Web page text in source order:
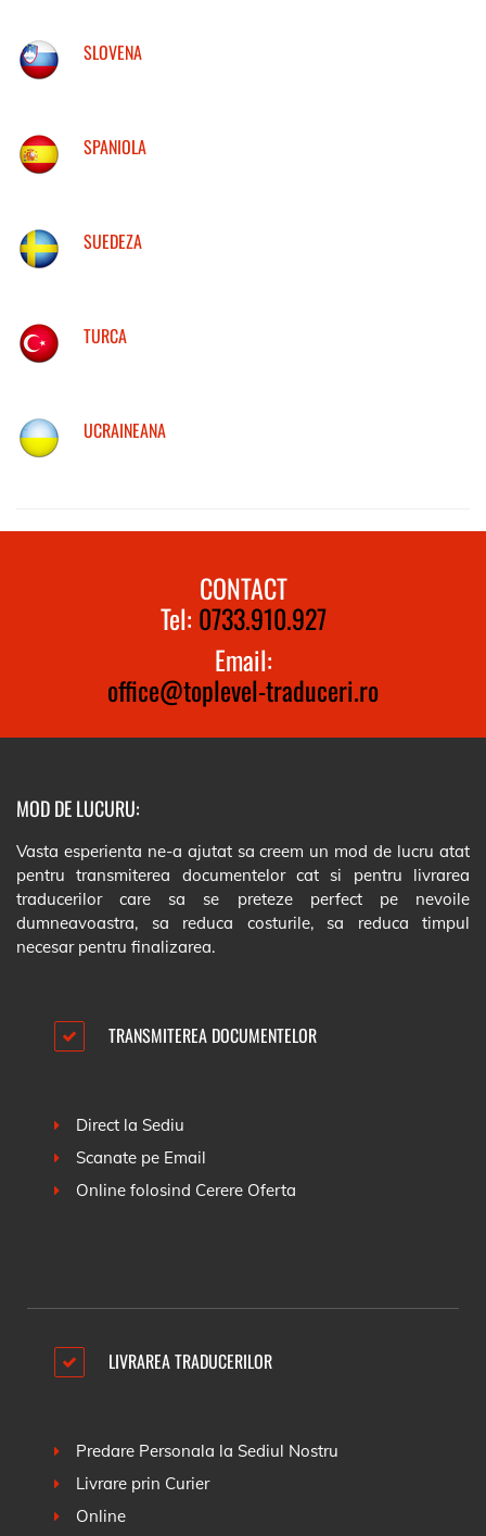
SLOVENA
SPANIOLA
SUEDEZA
TURCA
UCRAINEANA
CONTACT
Tel: 0733.910.927
Email:
office@toplevel-traduceri.ro
MOD DE LUCURU:
Vasta esperienta ne-a ajutat sa creem un mod de lucru atat
pentru transmiterea documentelor cat si pentru livrarea
traducerilor care sa se preteze perfect pe nevoile
dumneavoastra, sa reduca costurile, sa reduca timpul
necesar pentru finalizarea.
TRANSMITEREA DOCUMENTELOR
Direct la Sediu
Scanate pe Email
Online folosind Cerere Oferta
LIVRAREA TRADUCERILOR
Predare Personala la Sediul Nostru
Livrare prin Curier
Online